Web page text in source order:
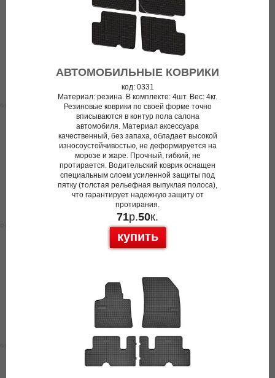
АВТОМОБИЛЬНЫЕ КОВРИКИ
код: 0331
Материал: резина. В комплекте: 4шт. Вес: 4кг.
Резиновые коврики по своей форме точно
вписываются в контур пола салона
автомобиля. Материал аксессуара
качественный, без запаха, обладает высокой
износоустойчивостью, не деформируется на
морозе и жаре. Прочный, гибкий, не
протирается. Водительский коврик оснащен
специальным слоем усиленной защиты под
пятку (толстая рельефная выпуклая полоса),
что гарантирует надежную защиту от
протирания.
71р.50к.
купить